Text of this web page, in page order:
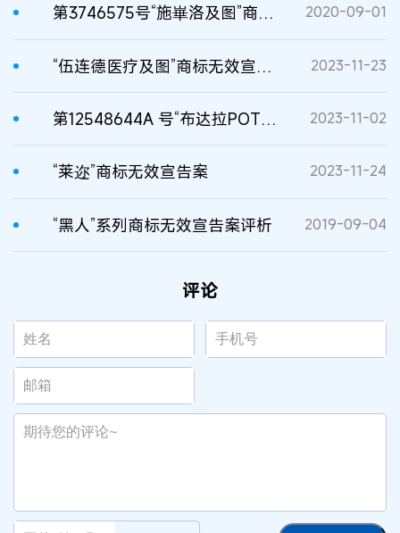
第3746575号“施崋洛及图”商标无效宣告案 2020-09-01
“伍连德医疗及图”商标无效宣告案 2023-11-23
第12548644A 号“布达拉POTALA 及图”商标无效宣告案 2023-11-02
“莱迩”商标无效宣告案 2023-11-24
“黑人”系列商标无效宣告案评析 2019-09-04
评论